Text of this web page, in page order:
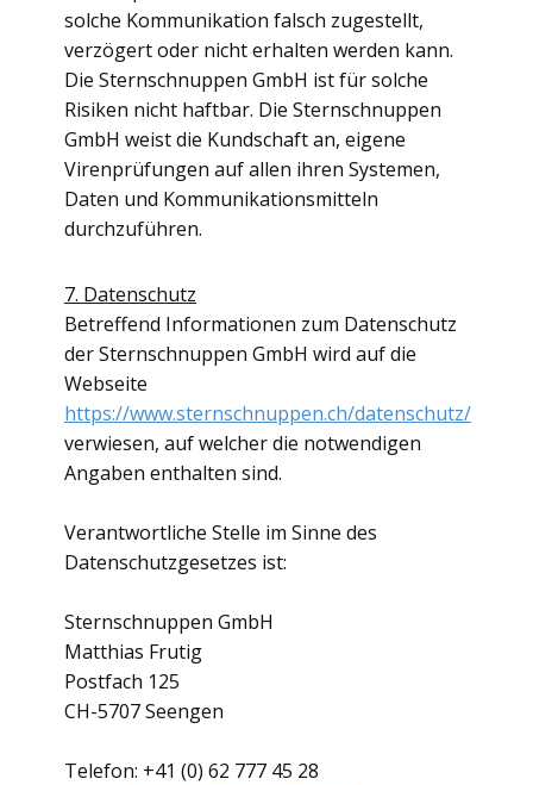
solche Kommunikation falsch zugestellt,
verzögert oder nicht erhalten werden kann.
Die Sternschnuppen GmbH ist für solche
Risiken nicht haftbar. Die Sternschnuppen
GmbH weist die Kundschaft an, eigene
Virenprüfungen auf allen ihren Systemen,
Daten und Kommunikationsmitteln
durchzuführen.
7. Datenschutz
Betreffend Informationen zum Datenschutz
der Sternschnuppen GmbH wird auf die
Webseite
https://www.sternschnuppen.ch/datenschutz/
verwiesen, auf welcher die notwendigen
Angaben enthalten sind.
Verantwortliche Stelle im Sinne des
Datenschutzgesetzes ist:
Sternschnuppen GmbH
Matthias Frutig
Postfach 125
CH-5707 Seengen
Telefon: +41 (0) 62 777 45 28